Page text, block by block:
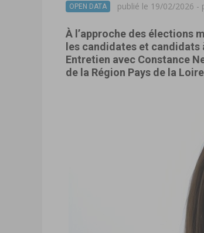
OPEN DATA publié le 19/02/2026 -
À l’approche des élections
les candidates et
Entretien avec Constance
de la Région Pays de la